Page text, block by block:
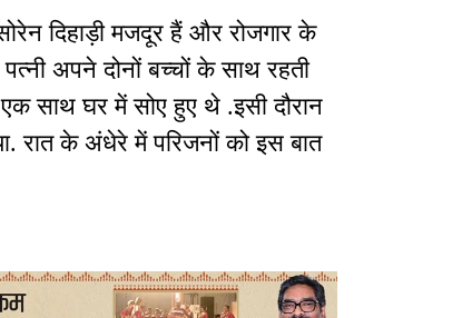
दिहाड़ी मजदूर हैं और रोजगार के
अपने दोनों बच्चों के साथ रहती
साथ घर में सोए हुए थे .इसी दौरान
रात के अंधेरे में परिजनों को इस बात